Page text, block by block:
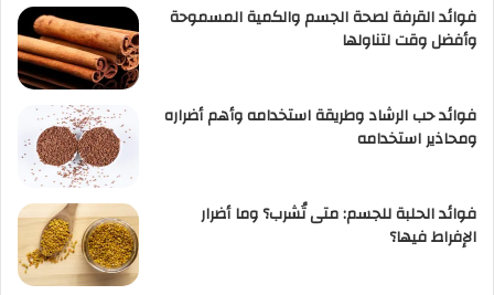
فوائد القرفة لصحة الجسم والكمية المسموحة
وأفضل وقت لتناولها
فوائد حب الرشاد وطريقة استخدامه وأهم أضراره
ومحاذير استخدامه
فوائد الحلبة للجسم: متى تُشرب؟ وما أضرار
الإفراط فيها؟